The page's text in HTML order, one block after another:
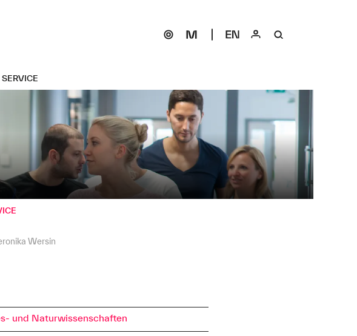
SERVICE
Wersin
und Naturwissenschaften